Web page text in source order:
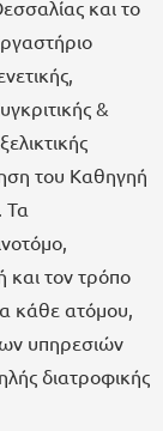
και το
&
του Καθηγηή
Τα
και τον τρόπο
κάθε ατόμου,
υπηρεσιών
διατροφικής